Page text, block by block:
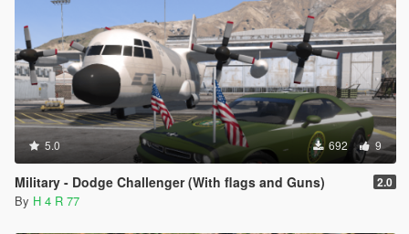
5.0 692 9
Military - Dodge Challenger (With flags and Guns) 2.0
By H 4 R 77